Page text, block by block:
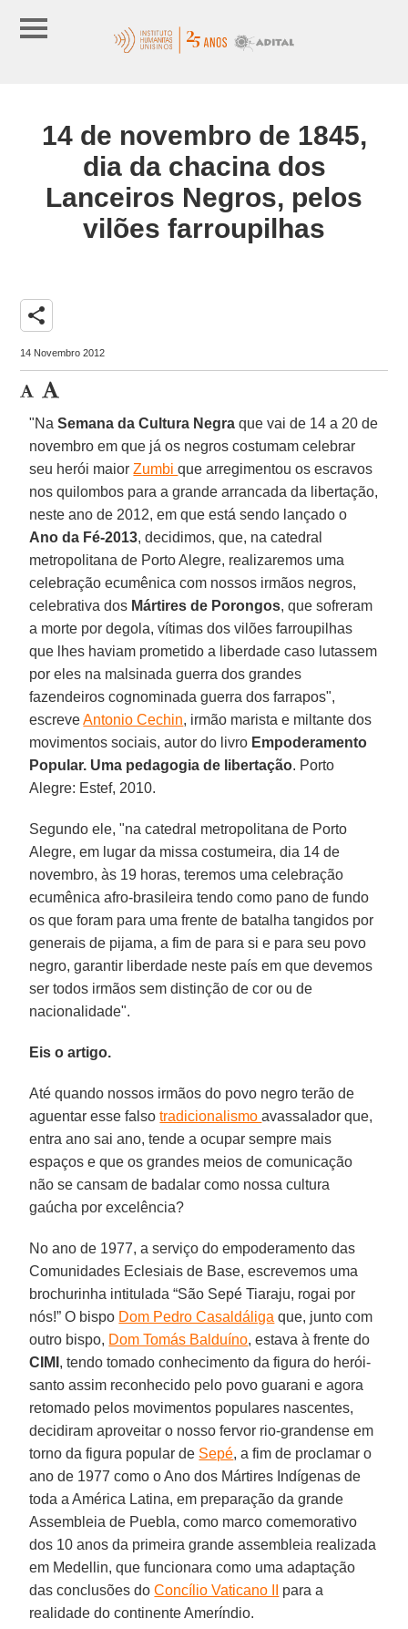
14 de novembro de 1845,
dia da chacina dos
Lanceiros Negros, pelos
vilões farroupilhas
share
14 Novembro 2012
"NaSemana da Cultura Negra que vai de 14 a 20 de
novembro em que já os negros costumam celebrar
seu herói maiorZumbique arregimentou os escravos
nos quilombos para a grande arrancada da libertação,
neste ano de 2012, em que está sendo lançado o
Ano da Fé-2013, decidimos, que, na catedral
metropolitana de Porto Alegre, realizaremos uma
celebração ecumênica com nossos irmãos negros,
celebrativa dos Mártires de Porongos, que sofreram
a morte por degola, vítimas dos vilões farroupilhas
que lhes haviam prometido a liberdade caso lutassem
por eles na malsinada guerra dos grandes
fazendeiros cognominada guerra dos farrapos",
escreveAntonio Cechin, irmão marista e miltante dos
movimentos sociais, autor do livro Empoderamento
Popular. Uma pedagogia de libertação. Porto
Alegre: Estef, 2010.
Segundo ele, "na catedral metropolitana de Porto
Alegre, em lugar da missa costumeira, dia 14 de
novembro, às 19 horas, teremos uma celebração
ecumênica afro-brasileira tendo como pano de fundo
os que foram para uma frente de batalha tangidos por
generais de pijama, a fim de para si e para seu povo
negro, garantir liberdade neste país em que devemos
ser todos irmãos sem distinção de cor ou de
nacionalidade".
Eis o artigo.
Até quando nossos irmãos do povo negro terão de
aguentar esse falsotradicionalismoavassalador que,
entra ano sai ano, tende a ocupar sempre mais
espaços e que os grandes meios de comunicação
não se cansam de badalar como nossa cultura
gaúcha por excelência?
No ano de 1977, a serviço do empoderamento das
Comunidades Eclesiais de Base, escrevemos uma
brochurinha intitulada “São Sepé Tiaraju, rogai por
nós!” O bispo Dom Pedro Casaldáliga que, junto com
outro bispo, Dom Tomás Balduíno, estava à frente do
CIMI , tendo tomado conhecimento da figura do herói-
santo assim reconhecido pelo povo guarani e agora
retomado pelos movimentos populares nascentes,
decidiram aproveitar o nosso fervor rio-grandense em
torno da figura popular de Sepé, a fim de proclamar o
ano de 1977 como o Ano dos Mártires Indígenas de
toda a América Latina, em preparação da grande
Assembleia de Puebla, como marco comemorativo
dos 10 anos da primeira grande assembleia realizada
em Medellin, que funcionara como uma adaptação
das conclusões doConcílio Vaticano II
para a
realidade do continente Ameríndio.